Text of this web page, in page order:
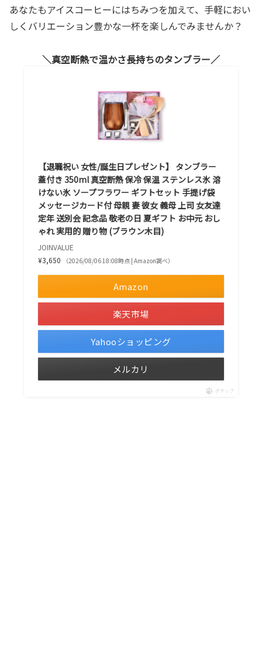
あなたもアイスコーヒーにはちみつを加えて、手軽におい
しくバリエーション豊かな一杯を楽しんでみませんか？
真空断熱で温かさ長持ちのタンブラー
【退職祝い 女性/誕生日プレゼント】 タンブラー
蓋付き 350ml 真空断熱 保冷 保温 ステンレス氷 溶
けない氷 ソープフラワー ギフトセット 手提げ袋
メッセージカード付 母親 妻 彼女 義母 上司 女友達
定年 送別会 記念品 敬老の日 夏ギフト お中元 おし
ゃれ 実用的 贈り物 (ブラウン木目)
JOINVALUE
¥3,650
（2026/08/06 18:08時点 | Amazon調べ）
Amazon
楽天市場
Yahooショッピング
メルカリ
ポチップ